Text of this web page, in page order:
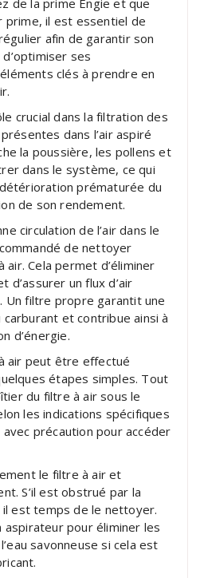
prime, il est essentiel de
afin de garantir son
ses
clés à prendre en
crucial dans la filtration des
dans l’air aspiré
la poussière, les pollens et
dans le système, ce qui
prématurée du
de son rendement.
circulation de l’air dans le
de nettoyer
Cela permet d’éliminer
d’assurer un flux d’air
Un filtre propre garantit une
et contribue ainsi à
d’énergie.
air peut être effectué
étapes simples. Tout
du filtre à air sous le
les indications spécifiques
précaution pour accéder
le filtre à air et
S’il est obstrué par la
est temps de le nettoyer.
aspirateur pour éliminer les
savonneuse si cela est